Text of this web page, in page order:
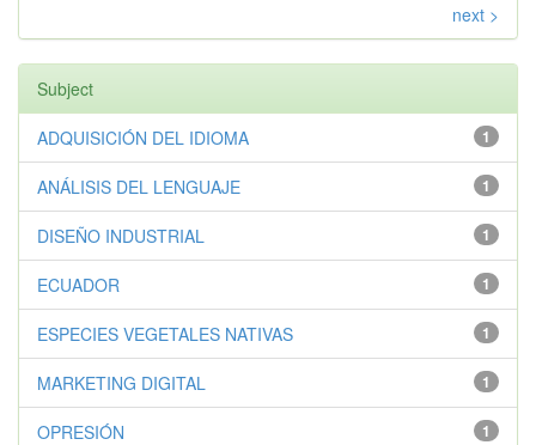
next >
Subject
1
ADQUISICIÓN DEL IDIOMA
1
ANÁLISIS DEL LENGUAJE
1
DISEÑO INDUSTRIAL
1
ECUADOR
1
ESPECIES VEGETALES NATIVAS
1
MARKETING DIGITAL
1
OPRESIÓN